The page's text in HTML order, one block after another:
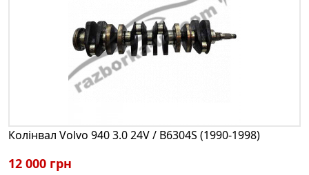
Колінвал Volvo 940 3.0 24V / B6304S (1990-1998)
12 000 грн